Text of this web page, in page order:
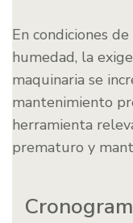
En condiciones
humedad, la
maquinaria se
mantenimiento
herramienta
prematuro y